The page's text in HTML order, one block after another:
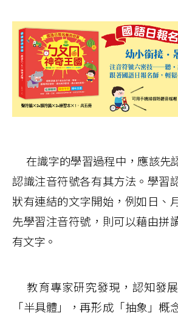
在識字的學習過程中，應該先
認識注音符號各有其方法。學習
狀有連結的文字開始，例如日、
先學習注音符號，則可以藉由拼
有文字。
教育專家研究發現，認知發
「半具體」，再形成「抽象」概